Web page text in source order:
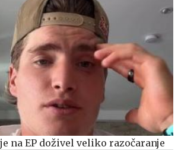
na EP doživel veliko razočaranje